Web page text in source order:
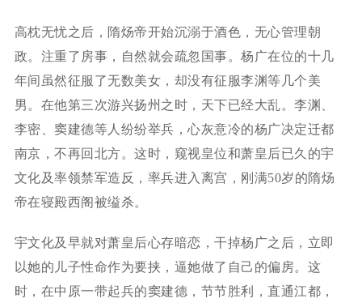
高枕无忧之后，隋炀帝开始沉溺于酒色，无心管理朝
政。注重了房事，自然就会疏忽国事。杨广在位的十几
年间虽然征服了无数美女，却没有征服李渊等几个美
男。在他第三次游兴扬州之时，天下已经大乱。李渊、
李密、窦建德等人纷纷举兵，心灰意冷的杨广决定迁都
南京，不再回北方。这时，窥视皇位和萧皇后已久的宇
文化及率领禁军造反，率兵进入离宫，刚满50岁的隋炀
帝在寝殿西阁被缢杀。
宇文化及早就对萧皇后心存暗恋，干掉杨广之后，立即
以她的儿子性命作为要挟，逼她做了自己的偏房。这
时，在中原一带起兵的窦建德，节节胜利，直通江都，